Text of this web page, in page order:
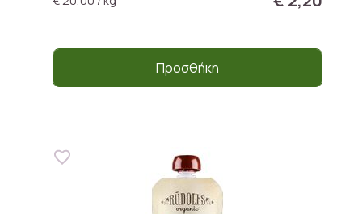
Προσθήκη